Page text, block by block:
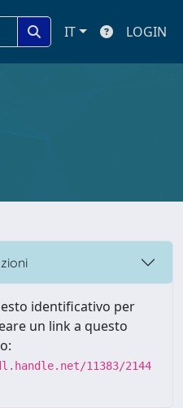
IT LOGIN
identificativo per
un link a questo
11383/2144